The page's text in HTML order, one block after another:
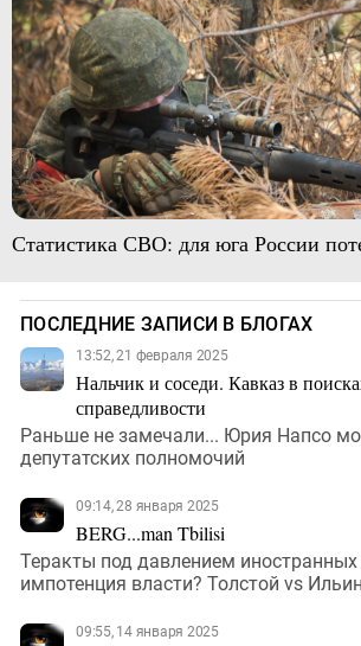
Статистика СВО: для юга России
ПОСЛЕДНИЕ ЗАПИСИ В БЛОГАХ
13:52, 21 февраля 2025
Нальчик и соседи. Кавказ в
справедливости
Раньше не замечали... Юрия Напсо
депутатских полномочий
09:14, 28 января 2025
BERG...man Tbilisi
Теракты под давлением иностранных
импотенция власти? Толстой vs Ильин
09:55, 14 января 2025